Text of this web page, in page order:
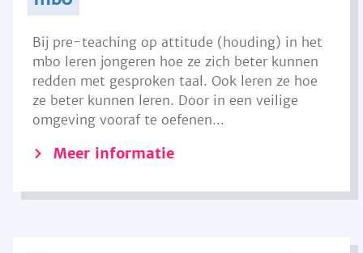
Bij pre-teaching op attitude (houding) in het
mbo leren jongeren hoe ze zich beter kunnen
redden met gesproken taal. Ook leren ze hoe
ze beter kunnen leren. Door in een veilige
omgeving vooraf te oefenen...
Meer informatie